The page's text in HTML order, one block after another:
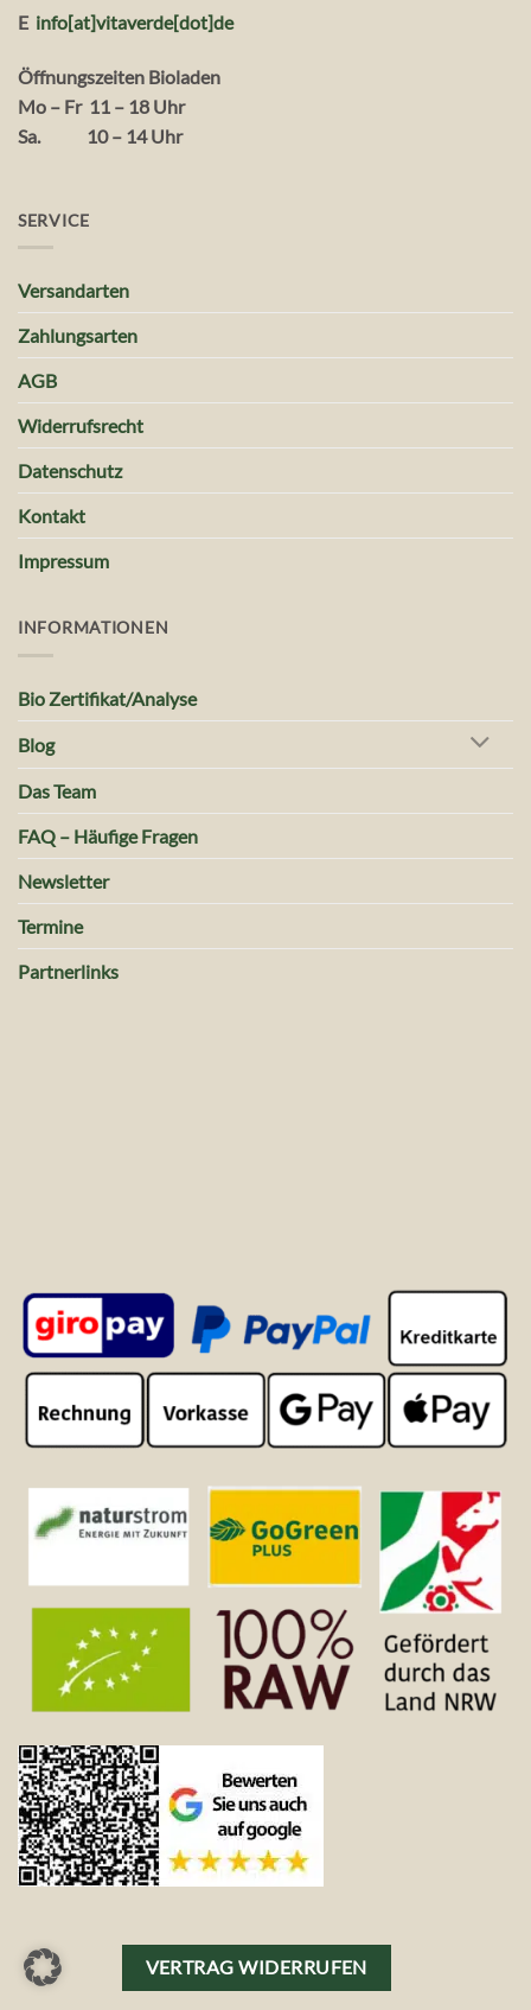
E info[at]vitaverde[dot]de
Öffnungszeiten Bioladen
Mo – Fr 11 – 18 Uhr
Sa. 10 – 14 Uhr
SERVICE
Versandarten
Zahlungsarten
AGB
Widerrufsrecht
Datenschutz
Kontakt
Impressum
INFORMATIONEN
Bio Zertifikat/Analyse
Blog
Das Team
FAQ – Häufige Fragen
Newsletter
Termine
Partnerlinks
VERTRAG WIDERRUFEN